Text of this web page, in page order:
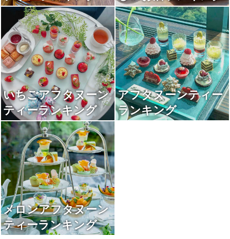
いちごアフタヌーン
ティーランキング
アフタヌーンティー
ランキング
メロンアフタヌーン
ティーランキング